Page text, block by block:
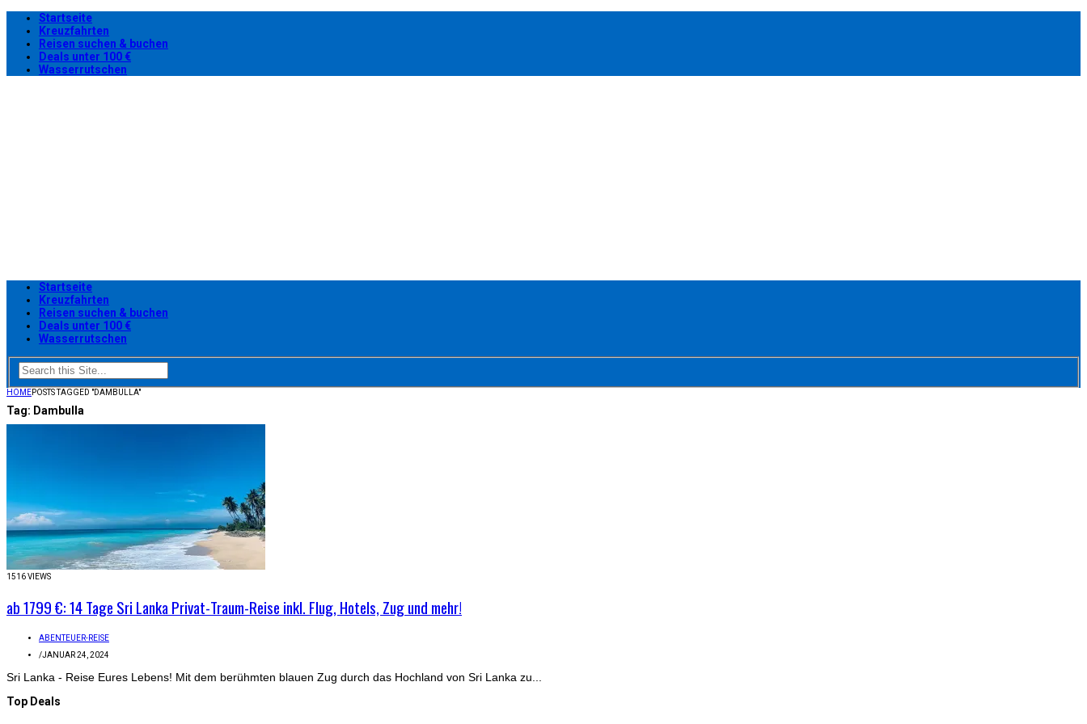
Startseite
Kreuzfahrten
Reisen suchen & buchen
Deals unter 100 €
Wasserrutschen
Startseite
Kreuzfahrten
Reisen suchen & buchen
Deals unter 100 €
Wasserrutschen
HOMEPOSTS TAGGED "DAMBULLA"
Tag: Dambulla
1516 VIEWS
ab 1799 €: 14 Tage Sri Lanka Privat-Traum-Reise inkl. Flug, Hotels, Zug und mehr!
ABENTEUER-REISE
/JANUAR 24, 2024
Sri Lanka - Reise Eures Lebens! Mit dem berühmten blauen Zug durch das Hochland von Sri Lanka zu...
Top Deals